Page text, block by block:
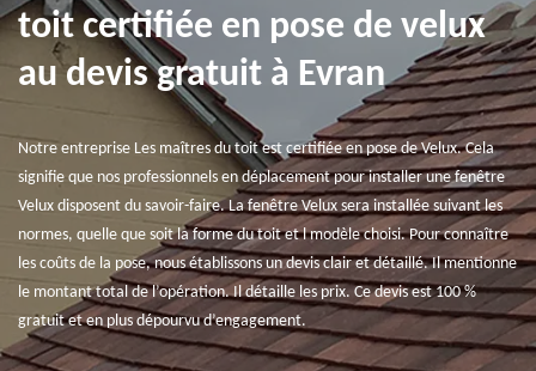
toit certifiée en pose de velux
au devis gratuit à Evran
Notre entreprise Les maîtres du toit est certifiée en pose de Velux. Cela
signifie que nos professionnels en déplacement pour installer une fenêtre
Velux disposent du savoir-faire. La fenêtre Velux sera installée suivant les
normes, quelle que soit la forme du toit et l modèle choisi. Pour connaître
les coûts de la pose, nous établissons un devis clair et détaillé. Il mentionne
le montant total de l’opération. Il détaille les prix. Ce devis est 100 %
gratuit et en plus dépourvu d’engagement.